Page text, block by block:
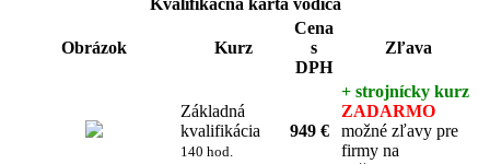
Kvalifikačná karta vodiča
Obrázok Kurz
Cena
s
DPH
Zľava
Základná
kvalifikácia
140 hod.
949 €
+ strojnícky kurz
ZADARMO
možné zľavy pre
firmy na